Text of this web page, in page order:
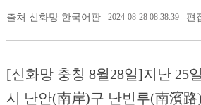
출처:신화망 한국어판 2024-08-28 08:38:39 편
[신화망 충칭 8월28일]지난 25
시 난안(南岸)구 난빈루(南濱路